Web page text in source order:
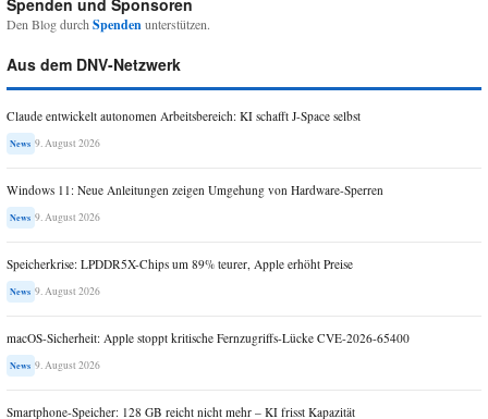
Spenden und Sponsoren
Den Blog durchSpendenunterstützen.
Aus dem DNV-Netzwerk
Claude entwickelt autonomen Arbeitsbereich: KI schafft J-Space selbst
News 9. August 2026
Windows 11: Neue Anleitungen zeigen Umgehung von Hardware-Sperren
News 9. August 2026
Speicherkrise: LPDDR5X-Chips um 89% teurer, Apple erhöht Preise
News 9. August 2026
macOS-Sicherheit: Apple stoppt kritische Fernzugriffs-Lücke CVE-2026-65400
News 9. August 2026
Smartphone-Speicher: 128 GB reicht nicht mehr – KI frisst Kapazität